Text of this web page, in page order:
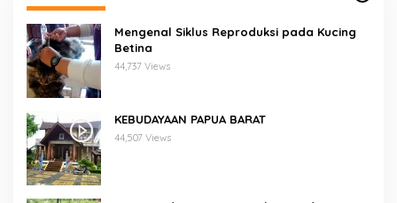
Mengenal Siklus Reproduksi pada Kucing
Betina
44,737 Views
KEBUDAYAAN PAPUA BARAT
44,507 Views